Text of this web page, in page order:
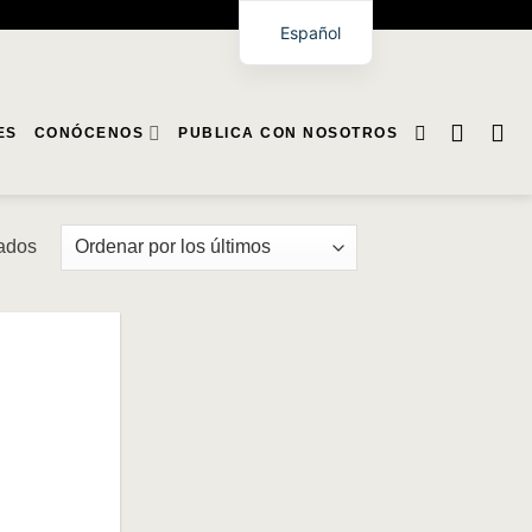
CONÓCENOS PUBLICA CON NOSOTROS
Ordenado
por
últimos
Español